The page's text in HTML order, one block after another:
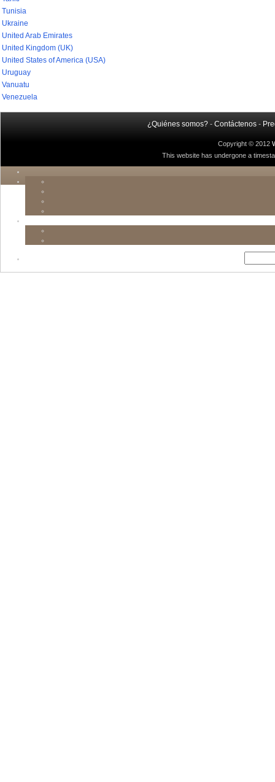
Tunisia
Ukraine
United Arab Emirates
United Kingdom (UK)
United States of America (USA)
Uruguay
Vanuatu
Venezuela
¿Quiénes somos? - Contáctenos -
Copyright © 2012
This website has undergone a